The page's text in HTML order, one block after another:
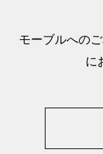
モーブルへの
に